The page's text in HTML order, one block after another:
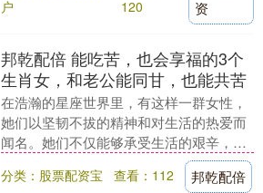
户
120
资
邦乾配倍 能吃苦，也会享福的3个
生肖女，和老公能同甘，也能共苦
在浩瀚的星座世界里，有这样一群女性，
她们以坚韧不拔的精神和对生活的热爱而
闻名。她们不仅能够承受生活的艰辛，更
能享受生活中的甜蜜。今天，我们就来探
讨一下这三个生肖....
分类：股票配资宝 查看：112 邦乾配倍